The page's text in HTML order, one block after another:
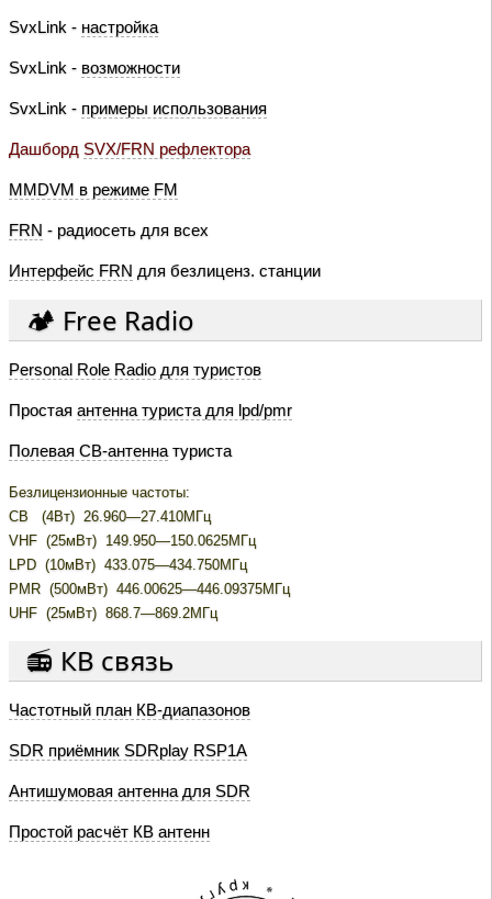
SvxLink - настройка
SvxLink - возможности
SvxLink - примеры использования
Дашборд SVX/FRN рефлектора
MMDVM в режиме FM
FRN - радиосеть для всех
Интерфейс FRN для безлиценз. станции
🏕️ Free Radio
Personal Role Radio для туристов
Простая антенна туриста для lpd/pmr
Полевая CB-антенна туриста
Безлицензионные частоты:
CB (4Вт) 26.960—27.410МГц
VHF (25мВт) 149.950—150.0625МГц
LPD (10мВт) 433.075—434.750МГц
PMR (500мВт) 446.00625—446.09375МГц
UHF (25мВт) 868.7—869.2МГц
📻 КВ связь
Частотный план КВ-диапазонов
SDR приёмник SDRplay RSP1A
Антишумовая антенна для SDR
Простой расчёт КВ антенн